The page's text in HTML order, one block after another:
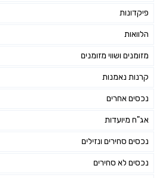
פיקדונות
הלוואות
מזומנים ושווי מזומנים
קרנות נאמנות
נכסים אחרים
אג"ח מיועדות
נכסים סחירים ונזילים
נכסים לא סחירים